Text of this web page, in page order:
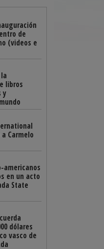
de
(videos e
libros
y
Carmelo
americanos
en un acto
State
dólares
vasco de